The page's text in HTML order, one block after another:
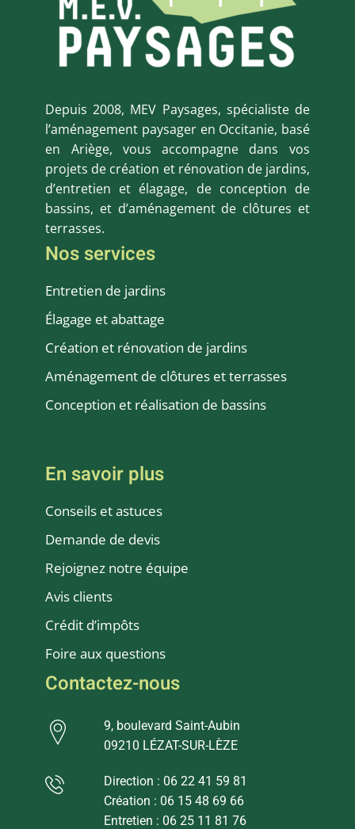
Depuis 2008, MEV Paysages, spécialiste de
l’aménagement paysager en Occitanie, basé
en Ariège, vous accompagne dans vos
projets de création et rénovation de jardins,
d’entretien et élagage, de conception de
bassins, et d’aménagement de clôtures et
terrasses.
Nos services
Entretien de jardins
Élagage et abattage
Création et rénovation de jardins
Aménagement de clôtures et terrasses
Conception et réalisation de bassins
En savoir plus
Conseils et astuces
Demande de devis
Rejoignez notre équipe
Avis clients
Crédit d’impôts
Foire aux questions
Contactez-nous
9, boulevard Saint-Aubin
09210 LÉZAT-SUR-LÈZE
Direction : 06 22 41 59 81
Création : 06 15 48 69 66
Entretien : 06 25 11 81 76